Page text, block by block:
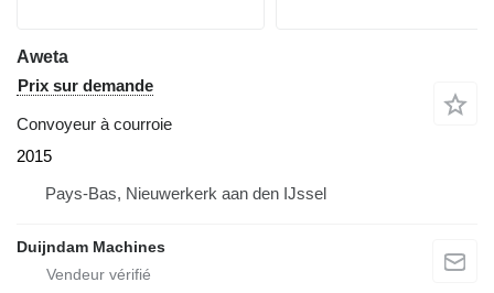
Aweta
Prix sur demande
Convoyeur à courroie
2015
Pays-Bas, Nieuwerkerk aan den IJssel
Duijndam Machines